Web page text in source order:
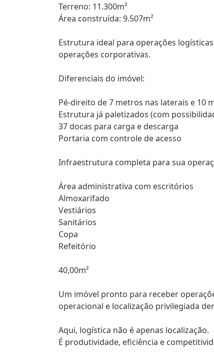
Terreno: 11.300m²
Área construída: 9.507m²
Estrutura ideal para operações
operações corporativas.
Diferenciais do imóvel:
Pé-direito de 7 metros nas laterais e 10
Estrutura já paletizados (com
37 docas para carga e descarga
Portaria com controle de acesso
Infraestrutura completa para sua
Área administrativa com escritórios
Almoxarifado
Vestiários
Sanitários
Copa
Refeitório
40,00m²
Um imóvel pronto para receber
operacional e localização privilegiada
Aqui, logística não é apenas localização.
É produtividade, eficiência e